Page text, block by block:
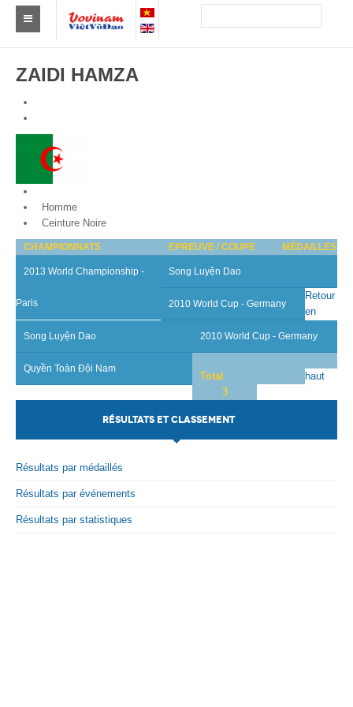
Europe
Afrique
Amérique
Australie et Océanie
Actus
DOCUMENT
ZAIDI HAMZA
Homme
Ceinture Noire
CHAMPIONNATS EPREUVE / COUPE MÉDAILLES
2013 World Championship -
Paris
Song Luyện Dao
2010 World Cup - Germany
Song Luyện Dao 2010 World Cup - Germany
Quyền Toàn Đội Nam
Total
3
Retour
en
haut
RÉSULTATS ET CLASSEMENT
Résultats par médaillés
Résultats par événements
Résultats par statistiques